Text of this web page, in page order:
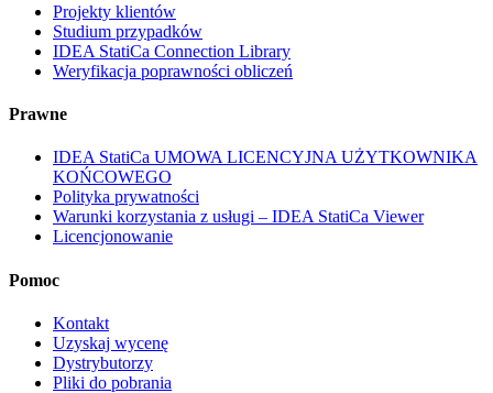
Projekty klientów
Studium przypadków
IDEA StatiCa Connection Library
Weryfikacja poprawności obliczeń
Prawne
IDEA StatiCa UMOWA LICENCYJNA UŻYTKOWNIKA
KOŃCOWEGO
Polityka prywatności
Warunki korzystania z usługi – IDEA StatiCa Viewer
Licencjonowanie
Pomoc
Kontakt
Uzyskaj wycenę
Dystrybutorzy
Pliki do pobrania